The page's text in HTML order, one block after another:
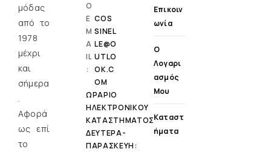
μόδας
από το
1978
μέχρι
και
σήμερα
.
Αφορά
ως επί
τo
Ο
E
M
A
IL
:
COS
SINEL
LE@O
UTLO
OK.C
OM
ΩΡΑΡΙΟ
ΗΛΕΚΤΡΟΝΙΚΟΥ
ΚΑΤΑΣΤΗΜΑΤΟΣ
ΔΕΥΤΕΡΑ-
ΠΑΡΑΣΚΕΥΗ:
Επικοιν
Ωνία
Ο
Λογαρι
Ασμός
Μου
Καταστ
Ήματα